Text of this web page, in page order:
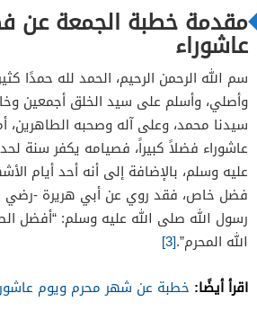
مقدمة خطبة الجمعة عن
عاشوراء
سم الله الرحمن الرحيم، الحمد لله حمدًا
وأصلي، وأسلم على سيد الخلق أجمعين
سيدنا محمد، وعلى آله وصحبه الطاهرين،
عاشوراء فضلاً كبيراً، فصيامه يكفر سنة
عليه وسلم، بالإضافة إلى أنه أحد أيام
فضل خاص، فقد روي عن أبي هريرة -رضي
رسول الله صلى الله عليه وسلم: “أفضل
الله المحرم”.[3]
اقرأ أيضًا: خطبة عن شهر محرم ويوم